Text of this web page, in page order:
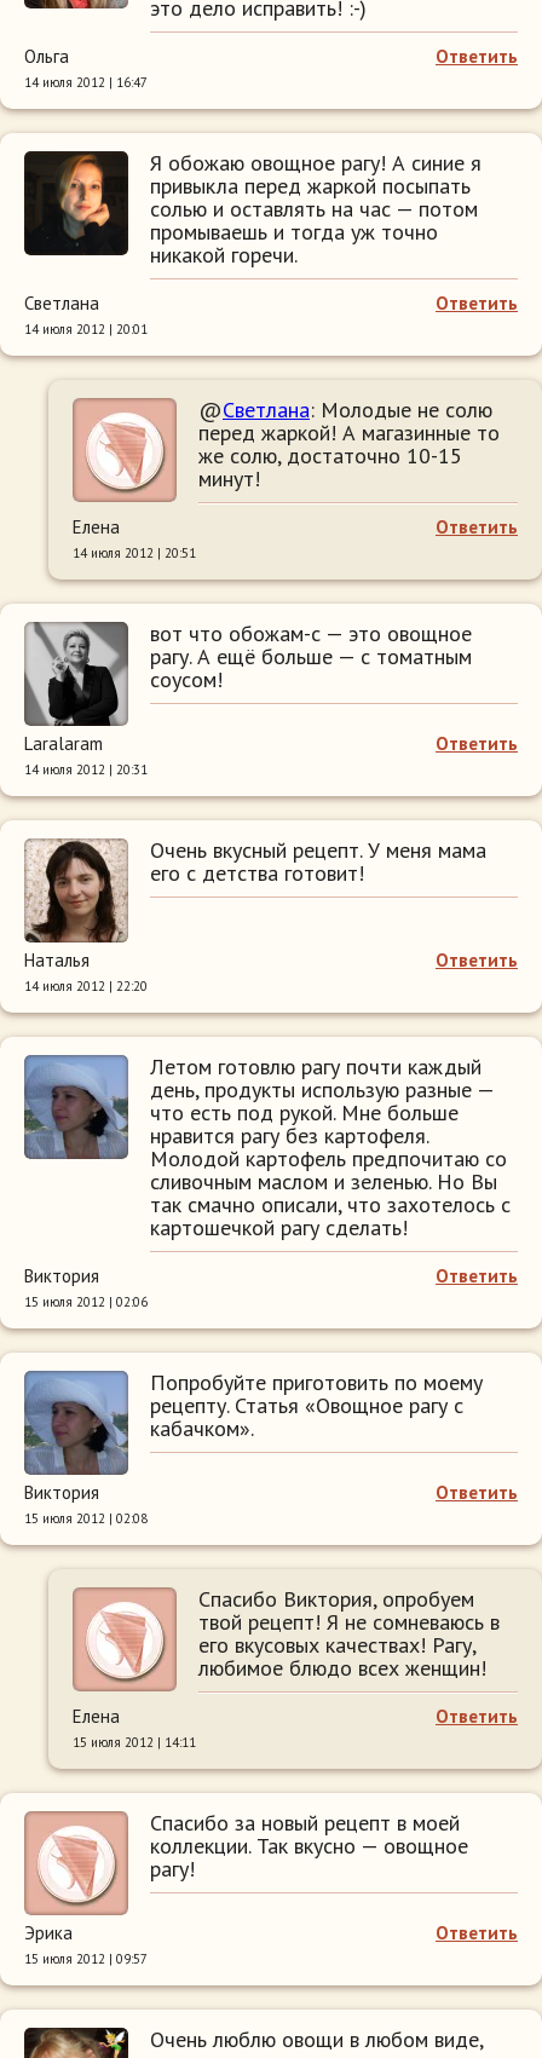
это дело исправить! :-)
Ответить
Ольга
14 июля 2012 | 16:47
Я обожаю овощное рагу! А синие я
привыкла перед жаркой посыпать
солью и оставлять на час — потом
промываешь и тогда уж точно
никакой горечи.
Ответить
Светлана
14 июля 2012 | 20:01
@Светлана: Молодые не солю
перед жаркой! А магазинные то
же солю, достаточно 10-15
минут!
Ответить
Елена
14 июля 2012 | 20:51
вот что обожам-с — это овощное
рагу. А ещё больше — с томатным
соусом!
Ответить
Laralaram
14 июля 2012 | 20:31
Очень вкусный рецепт. У меня мама
его с детства готовит!
Ответить
Наталья
14 июля 2012 | 22:20
Летом готовлю рагу почти каждый
день, продукты использую разные —
что есть под рукой. Мне больше
нравится рагу без картофеля.
Молодой картофель предпочитаю со
сливочным маслом и зеленью. Но Вы
так смачно описали, что захотелось с
картошечкой рагу сделать!
Ответить
Виктория
15 июля 2012 | 02:06
Попробуйте приготовить по моему
рецепту. Статья «Овощное рагу с
кабачком».
Ответить
Виктория
15 июля 2012 | 02:08
Спасибо Виктория, опробуем
твой рецепт! Я не сомневаюсь в
его вкусовых качествах! Рагу,
любимое блюдо всех женщин!
Ответить
Елена
15 июля 2012 | 14:11
Спасибо за новый рецепт в моей
коллекции. Так вкусно — овощное
рагу!
Ответить
Эрика
15 июля 2012 | 09:57
Очень люблю овощи в любом виде,